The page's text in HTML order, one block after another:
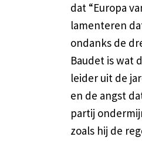
dat “Europa
lamenteren
ondanks de
Baudet is wat
leider uit de
en de angst
partij
zoals hij de